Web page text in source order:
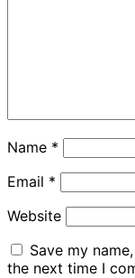
Name *
Email *
Website
Save my
the next time I